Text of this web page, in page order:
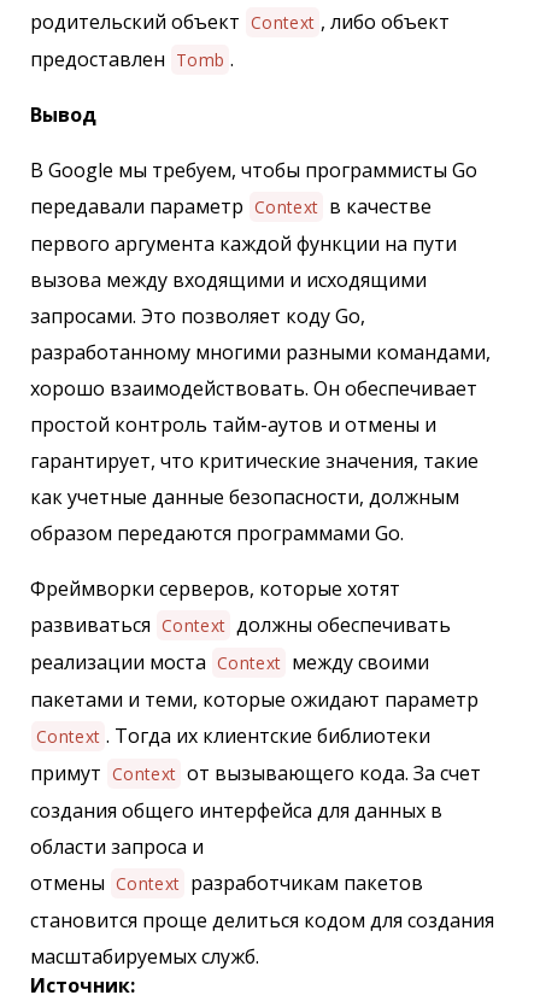
родительский объект Context , либо объект
предоставлен Tomb .
Вывод
В Google мы требуем, чтобы программисты Go
передавали параметр Context в качестве
первого аргумента каждой функции на пути
вызова между входящими и исходящими
запросами. Это позволяет коду Go,
разработанному многими разными командами,
хорошо взаимодействовать. Он обеспечивает
простой контроль тайм-аутов и отмены и
гарантирует, что критические значения, такие
как учетные данные безопасности, должным
образом передаются программами Go.
Фреймворки серверов, которые хотят
развиваться Context должны обеспечивать
реализации моста Context между своими
пакетами и теми, которые ожидают параметр
Context . Тогда их клиентские библиотеки
примут Context от вызывающего кода. За счет
создания общего интерфейса для данных в
области запроса и
отмены Context разработчикам пакетов
становится проще делиться кодом для создания
масштабируемых служб.
Источник: